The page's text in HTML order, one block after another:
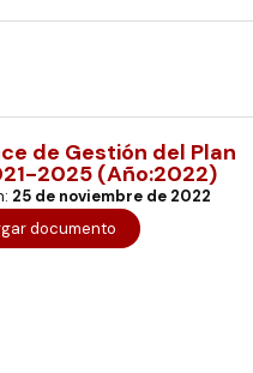
de Gestión del Plan
2025 (Año:2022)
25 de noviembre de 2022
documento